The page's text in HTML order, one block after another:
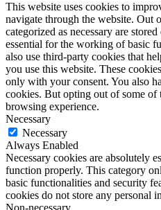
This website uses cookies to
navigate through the website. Out
categorized as necessary are
essential for the working of basic
also use third-party cookies that
you use this website. These
only with your consent. You also
cookies. But opting out of some of
browsing experience.
Necessary
Necessary
Always Enabled
Necessary cookies are absolutely
function properly. This category
basic functionalities and security
cookies do not store any personal
Non-necessary